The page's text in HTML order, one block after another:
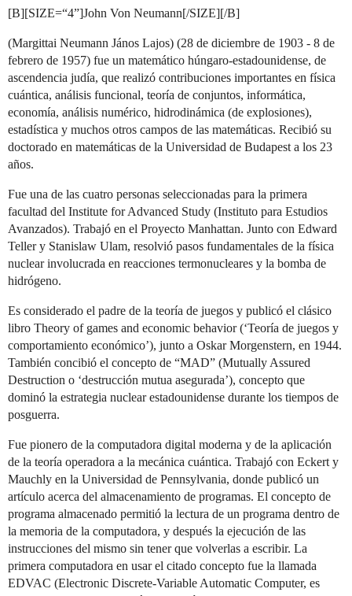
[B][SIZE=“4”]John Von Neumann[/SIZE][/B]
(Margittai Neumann János Lajos) (28 de diciembre de 1903 - 8 de
febrero de 1957) fue un matemático húngaro-estadounidense, de
ascendencia judía, que realizó contribuciones importantes en física
cuántica, análisis funcional, teoría de conjuntos, informática,
economía, análisis numérico, hidrodinámica (de explosiones),
estadística y muchos otros campos de las matemáticas. Recibió su
doctorado en matemáticas de la Universidad de Budapest a los 23
años.
Fue una de las cuatro personas seleccionadas para la primera
facultad del Institute for Advanced Study (Instituto para Estudios
Avanzados). Trabajó en el Proyecto Manhattan. Junto con Edward
Teller y Stanislaw Ulam, resolvió pasos fundamentales de la física
nuclear involucrada en reacciones termonucleares y la bomba de
hidrógeno.
Es considerado el padre de la teoría de juegos y publicó el clásico
libro Theory of games and economic behavior (‘Teoría de juegos y
comportamiento económico’), junto a Oskar Morgenstern, en 1944.
También concibió el concepto de “MAD” (Mutually Assured
Destruction o ‘destrucción mutua asegurada’), concepto que
dominó la estrategia nuclear estadounidense durante los tiempos de
posguerra.
Fue pionero de la computadora digital moderna y de la aplicación
de la teoría operadora a la mecánica cuántica. Trabajó con Eckert y
Mauchly en la Universidad de Pennsylvania, donde publicó un
artículo acerca del almacenamiento de programas. El concepto de
programa almacenado permitió la lectura de un programa dentro de
la memoria de la computadora, y después la ejecución de las
instrucciones del mismo sin tener que volverlas a escribir. La
primera computadora en usar el citado concepto fue la llamada
EDVAC (Electronic Discrete-Variable Automatic Computer, es